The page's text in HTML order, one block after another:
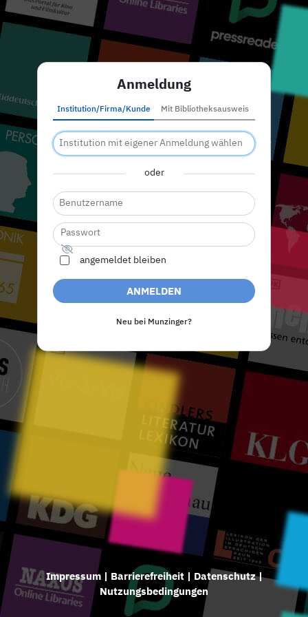
Anmeldung
Institution/Firma/Kunde Mit Bibliotheksausweis
oder
angemeldet bleiben
ANMELDEN
Neu bei Munzinger?
Impressum| Barrierefreiheit| Datenschutz|
Nutzungsbedingungen